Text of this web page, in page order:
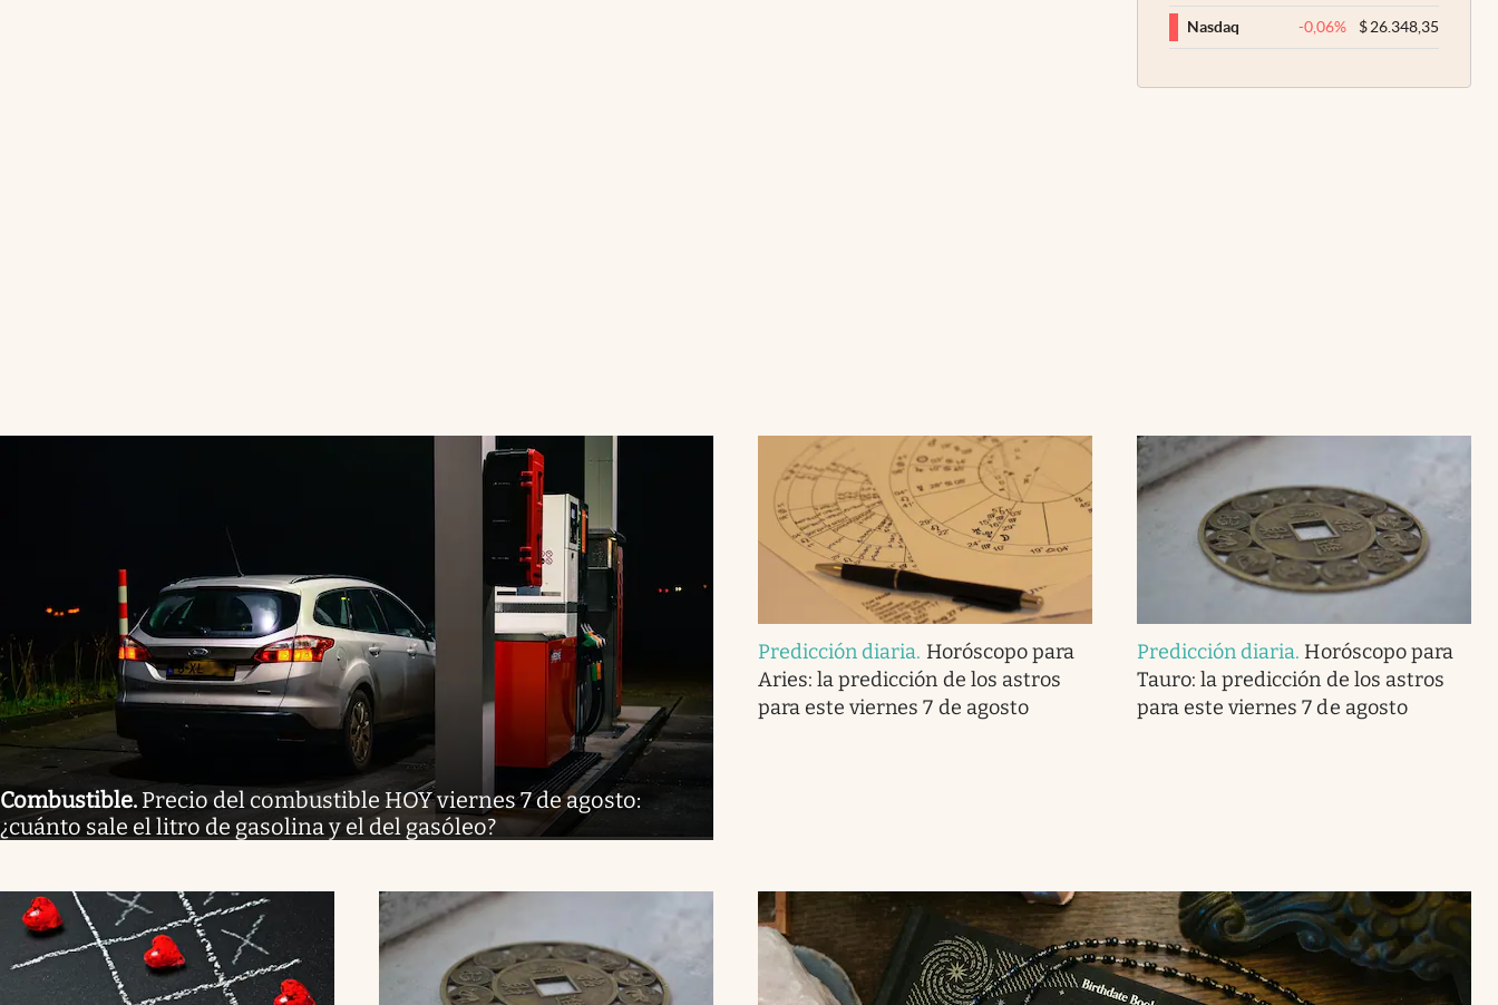
Nasdaq -0,06% $26.348,35
Combustible. Precio del combustible HOY viernes 7 de agosto:
¿cuánto sale el litro de gasolina y el del gasóleo?
Predicción diaria. Horóscopo para
Aries: la predicción de los astros
para este viernes 7 de agosto
Predicción diaria. Horóscopo para
Tauro: la predicción de los astros
para este viernes 7 de agosto